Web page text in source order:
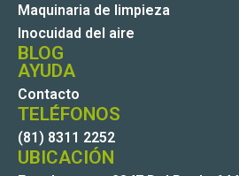
Maquinaria de limpieza
Inocuidad del aire
BLOG
AYUDA
Contacto
TELÉFONOS
(81) 8311 2252
UBICACIÓN